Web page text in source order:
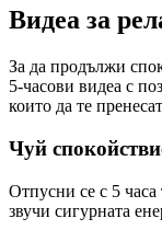
Видеа за
За да продължи
5-часови видеа с
които да те
Чуй
Отпусни се с 5 часа
звучи сигурната